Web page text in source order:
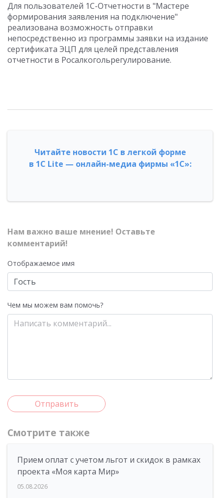
Для пользователей 1С-Отчетности в "Мастере
формирования заявления на подключение"
реализована возможность отправки
непосредственно из программы заявки на издание
сертификата ЭЦП для целей представления
отчетности в Росалкогольрегулирование.
Читайте новости 1С в легкой форме
в 1С Lite — онлайн-медиа фирмы «1С»:
Нам важно ваше мнение! Оставьте
комментарий!
Отображаемое имя
Чем мы можем вам помочь?
Отправить
Смотрите также
Прием оплат с учетом льгот и скидок в рамках
проекта «Моя карта Мир»
05.08.2026